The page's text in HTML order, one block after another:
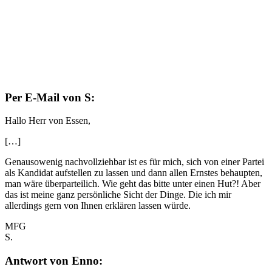
Per E-Mail von S:
Hallo Herr von Essen,
[…]
Genausowenig nachvollziehbar ist es für mich, sich von einer Partei
als Kandidat aufstellen zu lassen und dann allen Ernstes behaupten,
man wäre überparteilich. Wie geht das bitte unter einen Hut?! Aber
das ist meine ganz persönliche Sicht der Dinge. Die ich mir
allerdings gern von Ihnen erklären lassen würde.
MFG
S.
Antwort von Enno: